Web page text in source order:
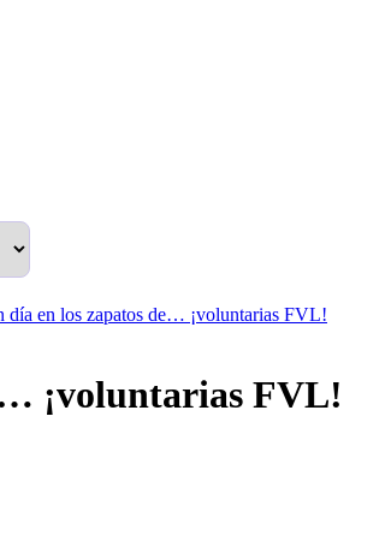
día en los zapatos de… ¡voluntarias FVL!
¡voluntarias FVL!